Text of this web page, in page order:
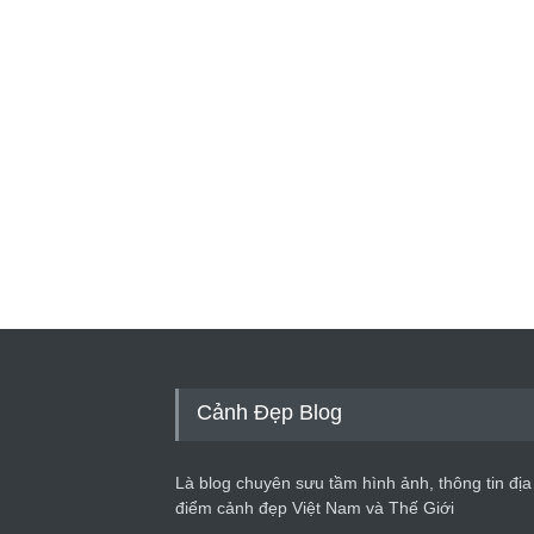
Cảnh Đẹp Blog
Là blog chuyên sưu tầm hình ảnh, thông tin địa
điểm cảnh đẹp Việt Nam và Thế Giới